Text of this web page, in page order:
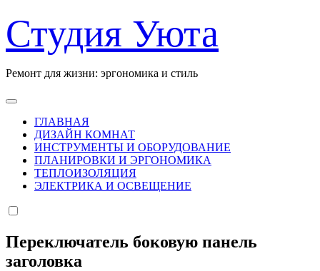
к
содержанию
Студия Уюта
Ремонт для жизни: эргономика и стиль
ГЛАВНАЯ
ДИЗАЙН КОМНАТ
ИНСТРУМЕНТЫ И ОБОРУДОВАНИЕ
ПЛАНИРОВКИ И ЭРГОНОМИКА
ТЕПЛОИЗОЛЯЦИЯ
ЭЛЕКТРИКА И ОСВЕЩЕНИЕ
Переключатель боковую панель
заголовка